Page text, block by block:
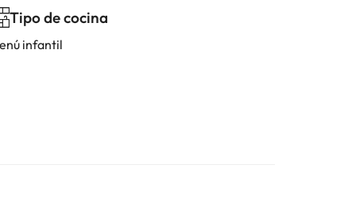
Tipo de cocina
infantil